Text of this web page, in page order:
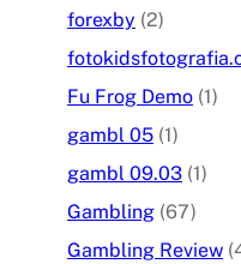
forexby (2)
Fu Frog Demo (1)
gambl 05 (1)
gambl 09.03 (1)
Gambling (67)
Gambling Review